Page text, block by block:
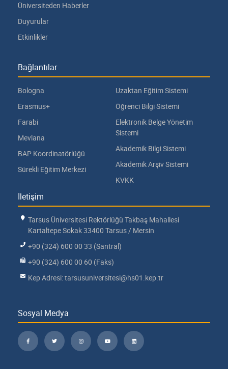
Üniversiteden Haberler
Duyurular
Etkinlikler
Bağlantılar
Bologna
Erasmus+
Farabi
Mevlana
BAP Koordinatörlüğü
Sürekli Eğitim Merkezi
Uzaktan Eğitim Sistemi
Öğrenci Bilgi Sistemi
Elektronik Belge Yönetim
Sistemi
Akademik Bilgi Sistemi
Akademik Arşiv Sistemi
KVKK
İletişim
Tarsus Üniversitesi Rektörlüğü Takbaş Mahallesi
Kartaltepe Sokak 33400 Tarsus / Mersin
+90 (324) 600 00 33 (Santral)
+90 (324) 600 00 60 (Faks)
Kep Adresi: tarsusuniversitesi@hs01.kep.tr
Sosyal Medya